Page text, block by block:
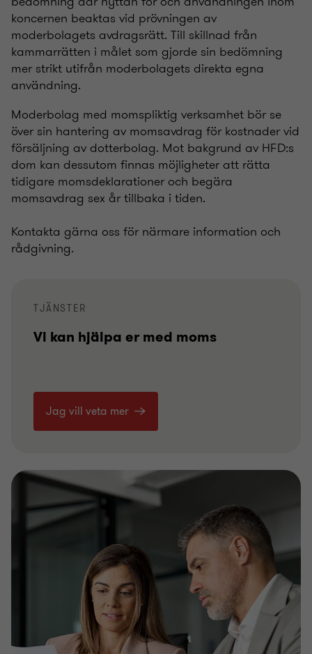
koncernen beaktas vid prövningen av
moderbolagets avdragsrätt. Till skillnad från
kammarrätten i målet som gjorde sin bedömning
mer strikt utifrån moderbolagets direkta egna
användning.
Moderbolag med momspliktig verksamhet bör se
över sin hantering av momsavdrag för kostnader vid
försäljning av dotterbolag. Mot bakgrund av HFD:s
dom kan dessutom finnas möjligheter att rätta
tidigare momsdeklarationer och begära
momsavdrag sex år tillbaka i tiden.
Kontakta gärna oss för närmare information och
rådgivning.
TJÄNSTER
Vi kan hjälpa er med moms
Jag vill veta mer